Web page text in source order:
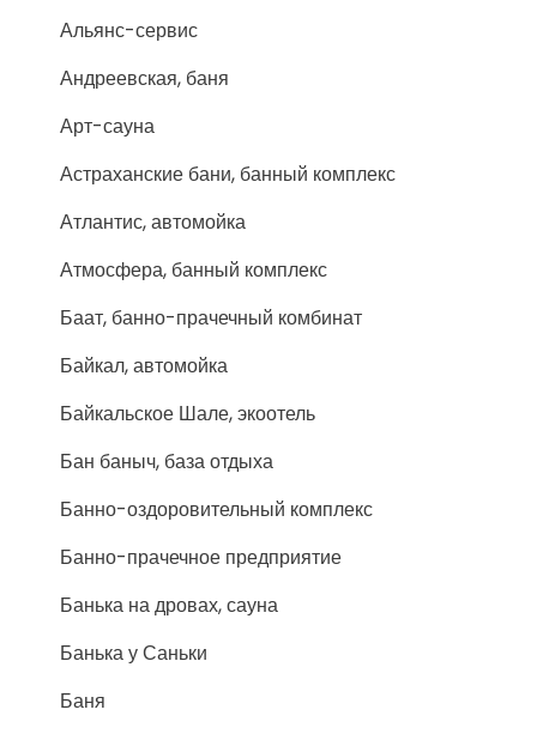
Альянс-сервис
Андреевская, баня
Арт-сауна
Астраханские бани, банный комплекс
Атлантис, автомойка
Атмосфера, банный комплекс
Баат, банно-прачечный комбинат
Байкал, автомойка
Байкальское Шале, экоотель
Бан баныч, база отдыха
Банно-оздоровительный комплекс
Банно-прачечное предприятие
Банька на дровах, сауна
Банька у Саньки
Баня